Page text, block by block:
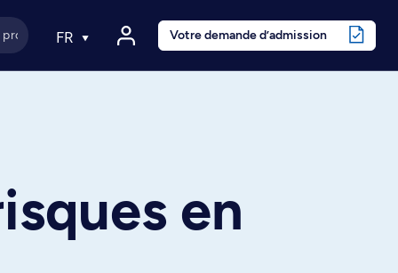
FR Votre demande d’admission
en